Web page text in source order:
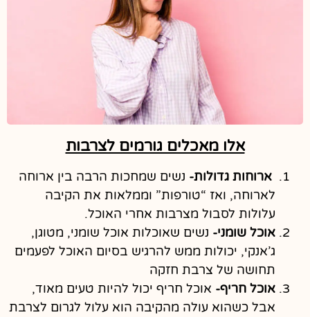
אלו מאכלים גורמים לצרבות
ארוחות גדולות- נשים שמחכות הרבה בין ארוחה
לארוחה, ואז “טורפות” וממלאות את הקיבה
עלולות לסבול מצרבות אחרי האוכל.
אוכל שומני- נשים שאוכלות אוכל שומני, מטוגן,
ג’אנקי, יכולות ממש להרגיש בסיום האוכל לפעמים
תחושה של צרבת חזקה
אוכל חריף- אוכל חריף יכול להיות טעים מאוד,
אבל כשהוא עולה מהקיבה הוא עלול לגרום לצרבת